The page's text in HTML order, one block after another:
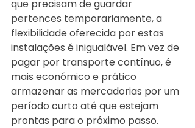
que precisam de guardar
pertences temporariamente, a
flexibilidade oferecida por estas
instalações é inigualável. Em vez de
pagar por transporte contínuo, é
mais económico e prático
armazenar as mercadorias por um
período curto até que estejam
prontas para o próximo passo.